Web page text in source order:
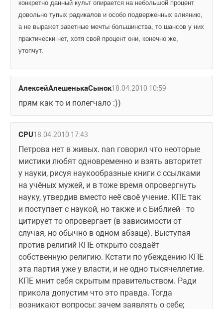
конкретно данный культ опирается на небольшой процент
довольно тупых радикалов и особо подверженных влиянию,
а не выражет заветные мечты большинства, то шансов у них
практически нет, хотя свой процент они, конечно же,
утопчут.
АлексейАлешенькаСынок18.04.2010 10:59
прям как то и полегчало :))
CPU18.04.2010 17:43
Петрова нет в живых. nan говорил что неоторые
мистики любят одновременно и взять авторитет
у науки, рисуя наукообразные книги с ссылками
на учёных мужей, и в тоже время опровергнуть
науку, утвердив вместо неё своё учение. КПЕ так
и поступает с наукой, но также и с Библией - то
цитирует то опровергает (в зависимости от
случая, но обычно в одном абзаце). Выступая
против религий КПЕ открыто создаёт
собственную религию. Кстати по убеждению КПЕ
эта партия уже у власти, и не одно тысячеллетие.
КПЕ мнит себя скрытым правительством. Ради
прикола допустим что это правда. Тогда
возникают вопросы: зачем заявлять о себе;